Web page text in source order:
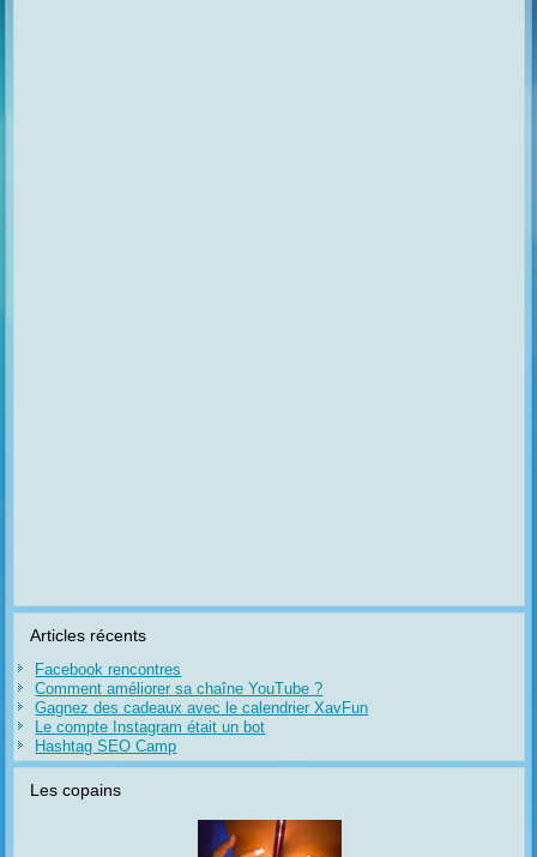
Articles récents
Facebook rencontres
Comment améliorer sa chaîne YouTube ?
Gagnez des cadeaux avec le calendrier XavFun
Le compte Instagram était un bot
Hashtag SEO Camp
Les copains